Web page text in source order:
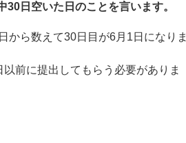
30日空いた日のことを言います。
から数えて30日目が6月1日になりま
前に提出してもらう必要がありま